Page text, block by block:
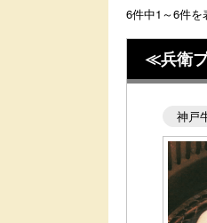
6件中1～6件を
≪兵衛
神戸